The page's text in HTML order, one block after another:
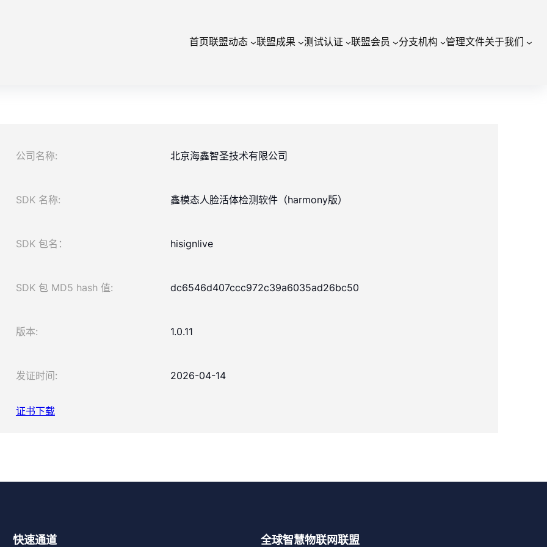
首页联盟动态 联盟成果 测试认证 联盟会员 分支机构 管理文件关于我们
公司名称: 北京海鑫智圣技术有限公司
SDK 名称: 鑫模态人脸活体检测软件（harmony版）
SDK 包名： hisignlive
SDK 包 MD5 hash 值: dc6546d407ccc972c39a6035ad26bc50
版本: 1.0.11
发证时间: 2026-04-14
证书下载
快速通道 全球智慧物联网联盟